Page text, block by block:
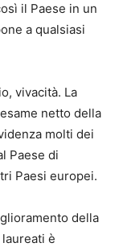
il Paese in un
a qualsiasi
vivacità. La
netto della
molti dei
Paese di
Paesi europei.
della
è